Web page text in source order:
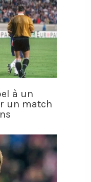
à un
un match